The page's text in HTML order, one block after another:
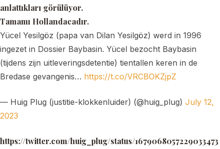
anlattıkları görülüyor.
Tamamı Hollandacadır.
Yücel Yesilgöz (papa van Dilan Yesilgöz) werd in 1996
ingezet in Dossier Baybasin. Yücel bezocht Baybasin
(tijdens zijn uitleveringsdetentie) tientallen keren in de
Bredase gevangenis… https://t.co/VRCBOKZjpZ
— Huig Plug (justitie-klokkenluider) (@huig_plug) July 12,
2023
https://twitter.com/huig_plug/status/1679068057229033473